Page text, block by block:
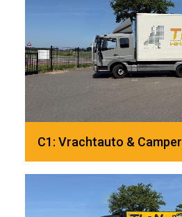
C1: Vrachtauto & Camper